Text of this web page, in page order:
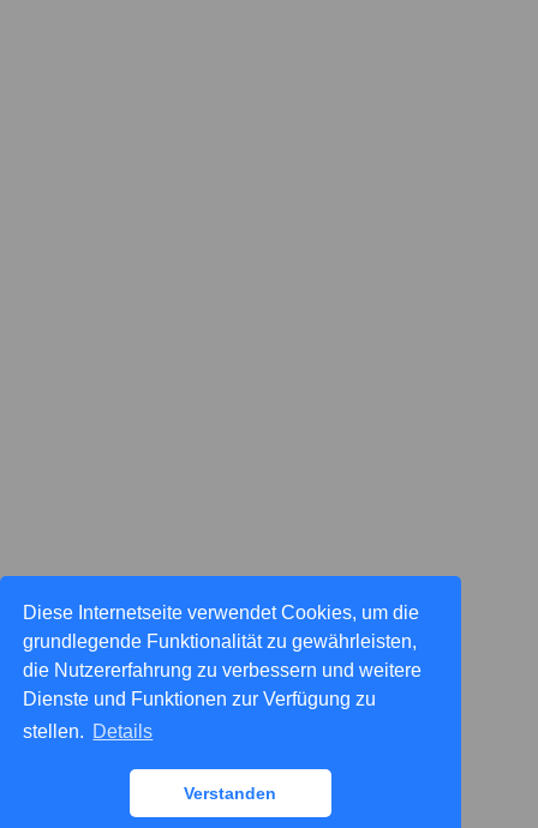
Diese Internetseite verwendet Cookies, um die
grundlegende Funktionalität zu gewährleisten,
die Nutzererfahrung zu verbessern und weitere
Dienste und Funktionen zur Verfügung zu
stellen. Details
Verstanden